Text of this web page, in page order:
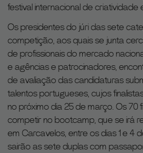
festival internacional de criatividade
Os presidentes do júri das sete
competição, aos quais se junta
de profissionais do mercado
e agências e patrocinadores,
de avaliação das candidaturas
talentos portugueses, cujos
no próximo dia 25 de março. Os 70
competir no bootcamp, que se irá
em Carcavelos, entre os dias 1 e 4
sairão as sete duplas com